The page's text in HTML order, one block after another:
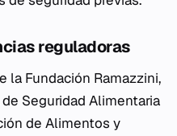
reguladoras
la Fundación Ramazzini,
Seguridad Alimentaria
de Alimentos y